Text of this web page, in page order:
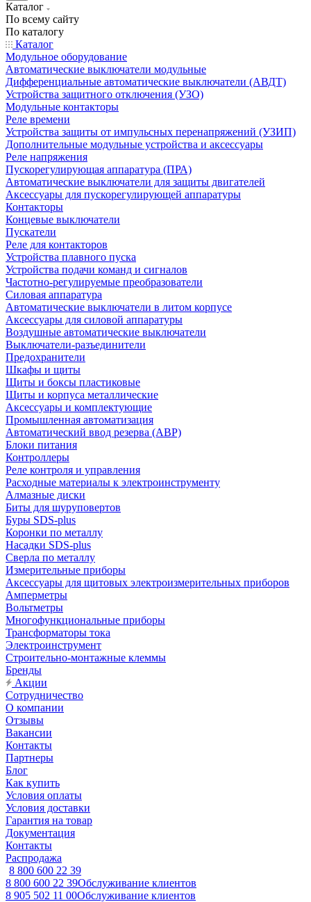
Каталог
По всему сайту
По каталогу
Каталог
Модульное оборудование
Автоматические выключатели модульные
Дифференциальные автоматические выключатели (АВДТ)
Устройства защитного отключения (УЗО)
Модульные контакторы
Реле времени
Устройства защиты от импульсных перенапряжений (УЗИП)
Дополнительные модульные устройства и аксессуары
Реле напряжения
Пускорегулирующая аппаратура (ПРА)
Автоматические выключатели для защиты двигателей
Аксессуары для пускорегулирующей аппаратуры
Контакторы
Концевые выключатели
Пускатели
Реле для контакторов
Устройства плавного пуска
Устройства подачи команд и сигналов
Частотно-регулируемые преобразователи
Силовая аппаратура
Автоматические выключатели в литом корпусе
Аксессуары для силовой аппаратуры
Воздушные автоматические выключатели
Выключатели-разъединители
Предохранители
Шкафы и щиты
Щиты и боксы пластиковые
Щиты и корпуса металлические
Аксессуары и комплектующие
Промышленная автоматизация
Автоматический ввод резерва (АВР)
Блоки питания
Контроллеры
Реле контроля и управления
Расходные материалы к электроинструменту
Алмазные диски
Биты для шуруповертов
Буры SDS-plus
Коронки по металлу
Насадки SDS-plus
Сверла по металлу
Измерительные приборы
Аксессуары для щитовых электроизмерительных приборов
Амперметры
Вольтметры
Многофункциональные приборы
Трансформаторы тока
Электроинструмент
Строительно-монтажные клеммы
Бренды
Акции
Сотрудничество
О компании
Отзывы
Вакансии
Контакты
Партнеры
Блог
Как купить
Условия оплаты
Условия доставки
Гарантия на товар
Документация
Контакты
Распродажа
8 800 600 22 39
8 800 600 22 39Обслуживание клиентов
8 905 502 11 00Обслуживание клиентов